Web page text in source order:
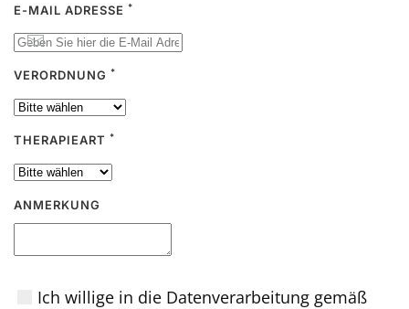
E-MAIL ADRESSE *
VERORDNUNG *
THERAPIEART *
ANMERKUNG
Ich willige in die Datenverarbeitung gemäß